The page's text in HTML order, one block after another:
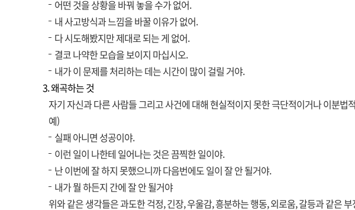
어떤 것을 상황을 바꿔 놓을 수가 없어.
내 사고방식과 느낌을 바꿀 이유가 없어.
다 시도해봤지만 제대로 되는 게 없어.
결코 나약한 모습을 보이지 마십시오.
내가 이 문제를 처리하는 데는 시간이 많이 걸릴 거야.
3. 왜곡하는 것
자기 자신과 다른 사람들 그리고 사건에 대해 현실적이지 못한 극단적이거나 이분법
예)
실패 아니면 성공이야.
이런 일이 나한테 일어나는 것은 끔찍한 일이야.
난 이번에 잘 하지 못했으니까 다음번에도 일이 잘 안 될거야.
내가 뭘 하든지 간에 잘 안 될거야
위와 같은 생각들은 과도한 걱정, 긴장, 우울감, 흥분하는 행동, 외로움, 갈등과 같은